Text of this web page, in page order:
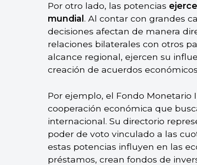
Por otro lado, las potencias
mundial . Al contar con grandes
decisiones afectan de manera
relaciones bilaterales con otros
alcance regional, ejercen su
creación de acuerdos
Por ejemplo, el Fondo Monetario
cooperación económica que
internacional. Su directorio
poder de voto vinculado a las
estas potencias influyen en las
préstamos, crean fondos de